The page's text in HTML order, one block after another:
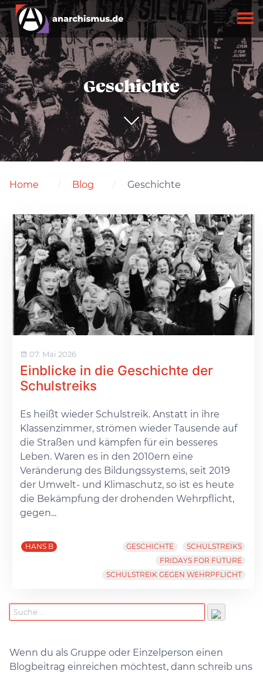
Geschichte
Home Blog Geschichte
07. Mai 2026
Einblicke in die Geschichte der
Schulstreiks
Es heißt wieder Schulstreik. Anstatt in ihre
Klassenzimmer, strömen wieder Tausende auf
die Straßen und kämpfen für ein besseres
Leben. Waren es in den 2010ern eine
Veränderung des Bildungssystems, seit 2019
der Umwelt- und Klimaschutz, so ist es heute
die Bekämpfung der drohenden Wehrpflicht,
gegen...
HANS B GESCHICHTE
SCHULSTREIKS
FRIDAYS FOR FUTURE
SCHULSTREIK GEGEN WEHRPFLICHT
Wenn du als Gruppe oder Einzelperson einen
Blogbeitrag einreichen möchtest, dann schreib uns